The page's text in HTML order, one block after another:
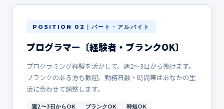
POSITION 02｜パート・アルバイト
プログラマー〔経験者・ブランクOK〕
プログラミング経験を活かして、週2〜3日から働けます。
ブランクのある方も歓迎。勤務日数・時間帯はあなたの生
活に合わせて調整します。
週2〜3日からOK ブランクOK 時短OK